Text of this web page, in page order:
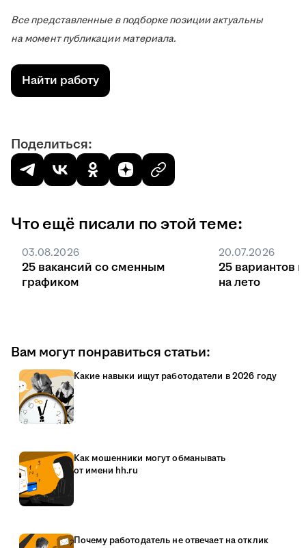
Все представленные в подборке позиции актуальны
на момент публикации материала.
Найти работу
Поделиться:
Что ещё писали по этой теме:
03.08.2026
25 вакансий со сменным
графиком
20.07.2026
25 вариантов
на лето
Вам могут понравиться статьи:
Какие навыки ищут работодатели в 2026 году
Как мошенники могут обманывать
от имени hh.ru
Почему работодатель не отвечает на отклик